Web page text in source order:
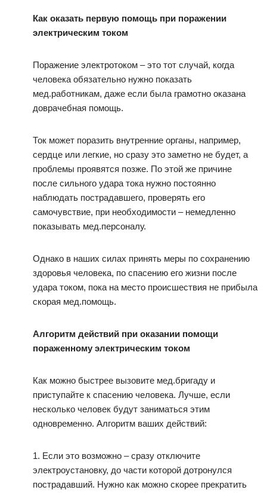
Как оказать первую помощь при поражении
электрическим током
Поражение электротоком – это тот случай, когда
человека обязательно нужно показать
мед.работникам, даже если была грамотно оказана
доврачебная помощь.
Ток может поразить внутренние органы, например,
сердце или легкие, но сразу это заметно не будет, а
проблемы проявятся позже. По этой же причине
после сильного удара тока нужно постоянно
наблюдать пострадавшего, проверять его
самочувствие, при необходимости – немедленно
показывать мед.персоналу.
Однако в наших силах принять меры по сохранению
здоровья человека, по спасению его жизни после
удара током, пока на место происшествия не прибыла
скорая мед.помощь.
Алгоритм действий при оказании помощи
пораженному электрическим током
Как можно быстрее вызовите мед.бригаду и
приступайте к спасению человека. Лучше, если
несколько человек будут заниматься этим
одновременно. Алгоритм ваших действий:
1. Если это возможно – сразу отключите
электроустановку, до части которой дотронулся
пострадавший. Нужно как можно скорее прекратить